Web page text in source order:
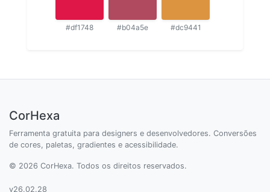
#df1748 #b04a5e #dc9441
CorHexa
Ferramenta gratuita para designers e desenvolvedores. Conversões
de cores, paletas, gradientes e acessibilidade.
© 2026 CorHexa. Todos os direitos reservados.
v26.02.28